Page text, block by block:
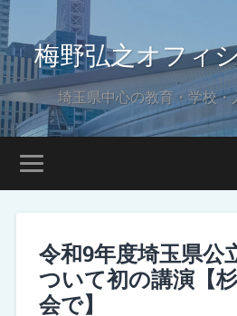
梅野弘之オフィ
埼玉県中心の教育・学校・
令和9年度埼玉県公
ついて初の講演【
会で】